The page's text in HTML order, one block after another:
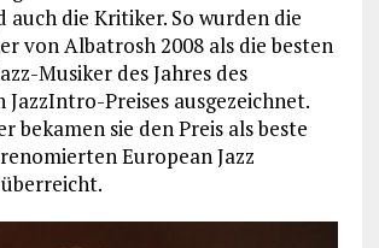
auch die Kritiker. So wurden die
von Albatrosh 2008 als die besten
Musiker des Jahres des
JazzIntro-Preises ausgezeichnet.
bekamen sie den Preis als beste
European Jazz